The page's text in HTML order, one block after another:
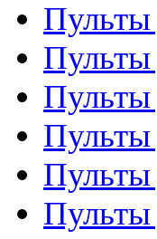
Пульты
Пульты
Пульты
Пульты